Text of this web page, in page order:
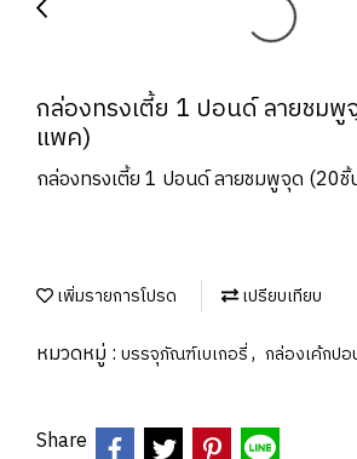
กล่องทรงเตี้ย 1 ปอนด์ ลายชม
แพค)
กล่องทรงเตี้ย 1 ปอนด์ ลายชมพูจุด (20
เพิ่มรายการโปรด เปรียบเทียบ
หมวดหมู่ : บรรจุภัณฑ์เบเกอรี่, กล่องเค้กป
Share